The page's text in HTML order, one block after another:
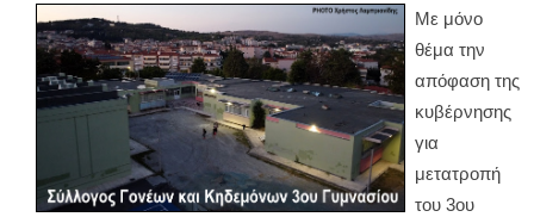
Με μόνο
θέμα την
απόφαση της
κυβέρνησης
για
μετατροπή
του 3ου